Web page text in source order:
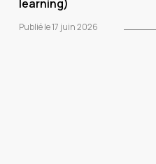
learning)
Publié le 17 juin 2026